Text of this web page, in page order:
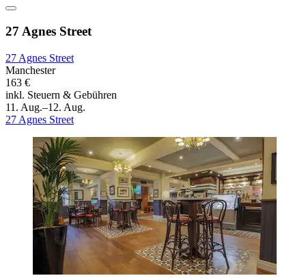
27 Agnes Street
27 Agnes Street
Manchester
163 €
inkl. Steuern & Gebühren
11. Aug.–12. Aug.
27 Agnes Street